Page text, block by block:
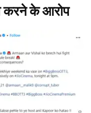
करने के आरोप